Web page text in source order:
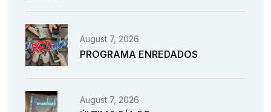
August 7, 2026
PROGRAMA ENREDADOS
August 7, 2026